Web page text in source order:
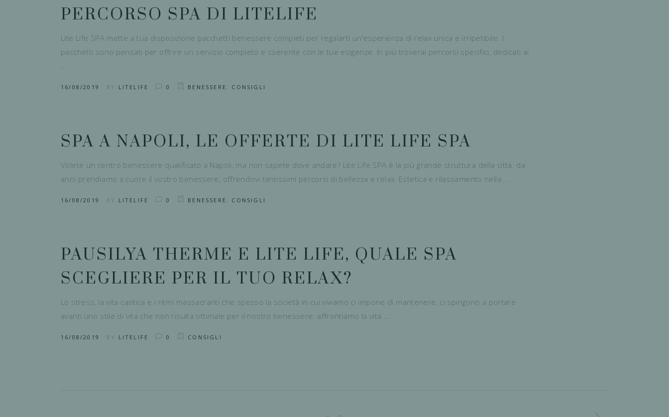
PERCORSO SPA DI LITELIFE
Lite Life SPA mette a tua disposizione pacchetti benessere completi per regalarti un'esperienza di relax unica e irripetibile. I
pacchetti sono pensati per offrire un servizio completo e coerente con le tue esigenze. In più troverai percorsi specifici, dedicati ai
16/08/2019 BY LITELIFE 0 BENESSERE , CONSIGLI
SPA A NAPOLI, LE OFFERTE DI LITE LIFE SPA
Volete un centro benessere qualificato a Napoli, ma non sapete dove andare? Lite Life SPA è la più grande struttura della città: da
anni prendiamo a cuore il vostro benessere, offrendovi tantissimi percorsi di bellezza e relax. Estetica e rilassamento nella
16/08/2019 BY LITELIFE 0 BENESSERE , CONSIGLI
PAUSILYA THERME E LITE LIFE, QUALE SPA
SCEGLIERE PER IL TUO RELAX?
Lo stress, la vita caotica e i ritmi massacranti che spesso la società in cui viviamo ci impone di mantenere, ci spingono a portare
avanti uno stile di vita che non risulta ottimale per il nostro benessere: affrontiamo la vita
16/08/2019 BY LITELIFE 0 CONSIGLI